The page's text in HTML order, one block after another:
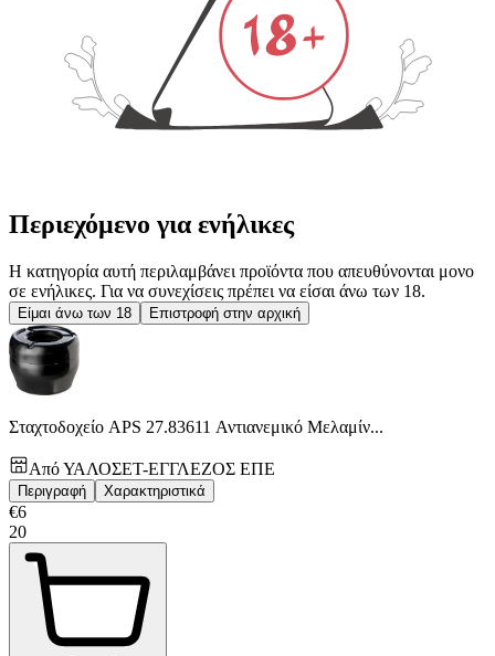
Περιεχόμενο για ενήλικες
Η κατηγορία αυτή περιλαμβάνει προϊόντα που απευθύνονται μονο
σε ενήλικες. Για να συνεχίσεις πρέπει να είσαι άνω των 18.
Είμαι άνω των 18 Επιστροφή στην αρχική
Σταχτοδοχείο APS 27.83611 Αντιανεμικό Μελαμίν...
ΑπόΥΑΛΟΣΕΤ-ΕΓΓΛΕΖΟΣ ΕΠΕ
Περιγραφή Χαρακτηριστικά
€6
20